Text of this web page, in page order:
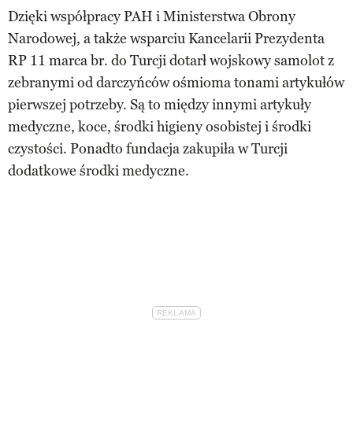
Dzięki współpracy PAH i Ministerstwa Obrony
Narodowej, a także wsparciu Kancelarii Prezydenta
RP 11 marca br. do Turcji dotarł wojskowy samolot z
zebranymi od darczyńców ośmioma tonami artykułów
pierwszej potrzeby. Są to między innymi artykuły
medyczne, koce, środki higieny osobistej i środki
czystości. Ponadto fundacja zakupiła w Turcji
dodatkowe środki medyczne.